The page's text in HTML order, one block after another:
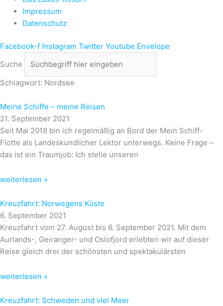
Impressum
Datenschutz
Facebook-f Instagram Twitter Youtube Envelope
Suche
Schlagwort: Nordsee
Meine Schiffe – meine Reisen
21. September 2021
Seit Mai 2018 bin ich regelmäßig an Bord der Mein Schiff-
Flotte als Landeskundlicher Lektor unterwegs. Keine Frage –
das ist ein Traumjob: Ich stelle unseren
weiterlesen »
Kreuzfahrt: Norwegens Küste
6. September 2021
Kreuzfahrt vom 27. August bis 6. September 2021. Mit dem
Aurlands-, Geiranger- und Oslofjord erlebten wir auf dieser
Reise gleich drei der schönsten und spektakulärsten
weiterlesen »
Kreuzfahrt: Schweden und viel Meer